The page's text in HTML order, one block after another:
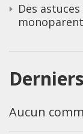
Des
Aucun